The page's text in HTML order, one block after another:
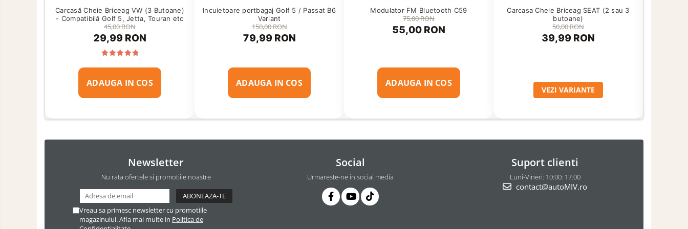
Carcasă Cheie Briceag VW (3 Butoane)
- Compatibilă Golf 5, Jetta, Touran etc
45,00 RON
29,99 RON
ADAUGA IN COS
Incuietoare portbagaj Golf 5 / Passat B6
Variant
150,00 RON
79,99 RON
ADAUGA IN COS
Modulator FM Bluetooth C59
75,00 RON
55,00 RON
ADAUGA IN COS
Carcasa Cheie Briceag SEAT (2 sau 3
butoane)
50,00 RON
39,99 RON
VEZI VARIANTE
Newsletter
Nu rata ofertele si promotiile noastre
Vreau sa primesc newsletter cu promotiile
magazinului. Afla mai multe in Politica de
Social
Urmareste-ne in social media
Suport clienti
Luni-Vineri: 10:00: 17:00
contact@autoMIV.ro